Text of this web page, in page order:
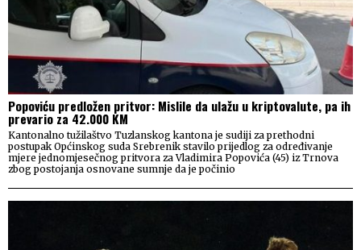
Popoviću predložen pritvor: Mislile da ulažu u kriptovalute, pa ih
prevario za 42.000 KM
Kantonalno tužilaštvo Tuzlanskog kantona je sudiji za prethodni
postupak Općinskog suda Srebrenik stavilo prijedlog za određivanje
mjere jednomjesečnog pritvora za Vladimira Popovića (45) iz Trnova
zbog postojanja osnovane sumnje da je počinio